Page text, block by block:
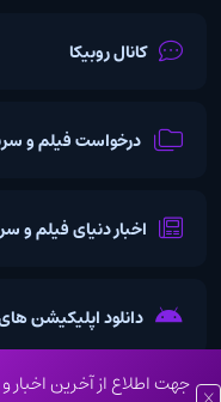
جهت اطلاع از آخرین اخبار
کانال روبیکا
درخواست فیلم و
اخبار دنیای فیلم و
دانلود اپلیکیشن